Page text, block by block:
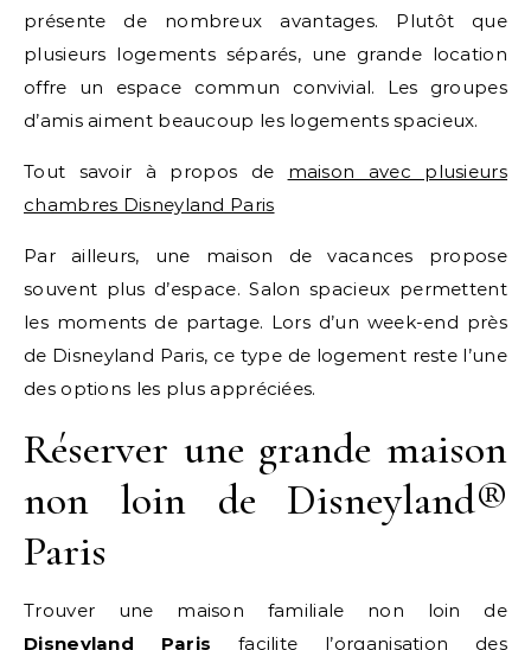
présente de nombreux avantages. Plutôt que
plusieurs logements séparés, une grande location
offre un espace commun convivial. Les groupes
d’amis aiment beaucoup les logements spacieux.
Tout savoir à propos de maison avec plusieurs
chambres Disneyland Paris
Par ailleurs, une maison de vacances propose
souvent plus d’espace. Salon spacieux permettent
les moments de partage. Lors d’un week-end près
de Disneyland Paris, ce type de logement reste l’une
des options les plus appréciées.
Réserver une grande maison
non loin de Disneyland®
Paris
Trouver une maison familiale non loin de
Disneyland Paris facilite l’organisation des